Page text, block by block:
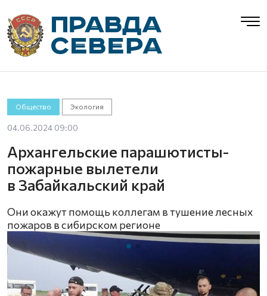
Общество Экология
04.06.2024 09:00
Архангельские парашютисты-
пожарные вылетели
в Забайкальский край
Они окажут помощь коллегам в тушение лесных
пожаров в сибирском регионе